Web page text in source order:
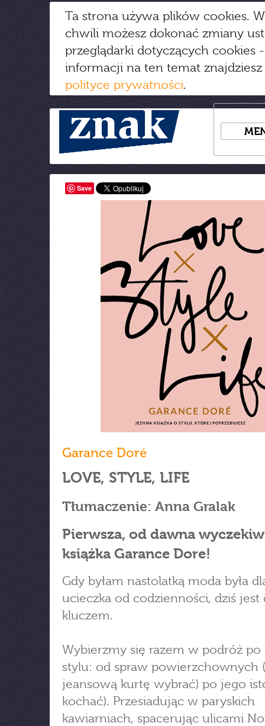
Ta strona używa plików cookies.
chwili możesz dokonać zmiany
przeglądarki dotyczących cookies
informacji na ten temat
polityce prywatności.
Save
Garance Doré
LOVE, STYLE, LIFE
Tłumaczenie: Anna Gralak
Pierwsza, od dawna
książka Garance Dore!
Gdy byłam nastolatką moda była
ucieczka od codzienności, dziś jest
kluczem.
Wybierzmy się razem w podróż po
stylu: od spraw powierzchownych
jeansową kurtę wybrać) po jego
kochać). Przesiadując w paryskich
kawiarniach, spacerując ulicami